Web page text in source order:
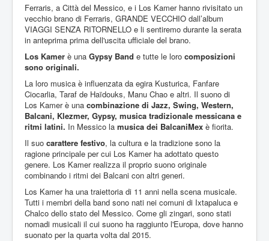
Ferraris, a Città del Messico, e i Los Kamer hanno rivisitato un
vecchio brano di Ferraris, GRANDE VECCHIO dall’album
VIAGGI SENZA RITORNELLO e li sentiremo durante la serata
in anteprima prima dell'uscita ufficiale del brano.
Los Kamer è una Gypsy Band e tutte le loro composizioni
sono originali.
La loro musica è influenzata da egira Kusturica, Fanfare
Ciocarlia, Taraf de Haïdouks, Manu Chao e altri. Il suono di
Los Kamer è una combinazione di Jazz, Swing, Western,
Balcani, Klezmer, Gypsy, musica tradizionale messicana e
ritmi latini. In Messico la musica dei BalcaniMex è fiorita.
Il suo carattere festivo, la cultura e la tradizione sono la
ragione principale per cui Los Kamer ha adottato questo
genere. Los Kamer realizza il proprio suono originale
combinando i ritmi dei Balcani con altri generi.
Los Kamer ha una traiettoria di 11 anni nella scena musicale.
Tutti i membri della band sono nati nei comuni di Ixtapaluca e
Chalco dello stato del Messico. Come gli zingari, sono stati
nomadi musicali il cui suono ha raggiunto l'Europa, dove hanno
suonato per la quarta volta dal 2015.